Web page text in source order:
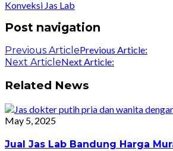
Konveksi Jas Lab
Post navigation
Previous ArticlePrevious Article:
Next ArticleNext Article:
Related News
May 5, 2025
Jual Jas Lab Bandung Harga